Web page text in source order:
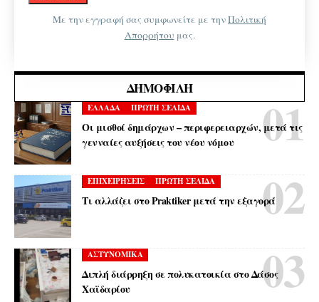
Με την εγγραφή σας συμφωνείτε με τηνΠολιτική
Απορρήτου μας.
ΔΗΜΟΦΙΛΉ
ΕΛΛΑΔΑ ΠΡΩΤΗ ΣΕΛΙΔΑ
Οι μισθοί δημάρχων – περιφερειαρχών, μετά τις
γενναίες αυξήσεις του νέου νόμου
ΕΠΙΧΕΙΡΗΣΕΙΣ ΠΡΩΤΗ ΣΕΛΙΔΑ
Τι αλλάζει στο Praktiker μετά την εξαγορά
ΑΣΤΥΝΟΜΙΚΑ
Διπλή διάρρηξη σε πολυκατοικία στο Δάσος
Χαϊδαρίου